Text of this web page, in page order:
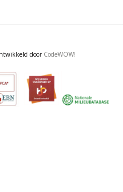
door CodeWOW!